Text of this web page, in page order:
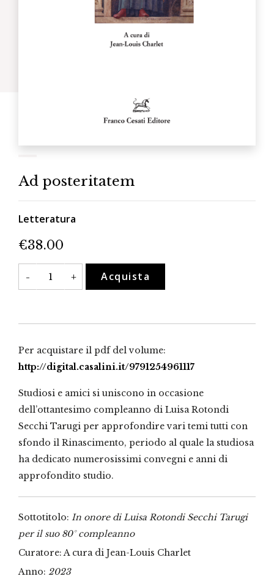
Ad posteritatem
Letteratura
€38.00
-
Ad
posteritatem
quantità
+ Acquista
Per acquistare il pdf del volume:
http://digital.casalini.it/9791254961117
Studiosi e amici si uniscono in occasione
dell’ottantesimo compleanno di Luisa Rotondi
Secchi Tarugi per approfondire vari temi tutti con
sfondo il Rinascimento, periodo al quale la studiosa
ha dedicato numerosissimi convegni e anni di
approfondito studio.
Sottotitolo: In onore di Luisa Rotondi Secchi Tarugi
per il suo 80° compleanno
Curatore: A cura di Jean-Louis Charlet
Anno: 2023